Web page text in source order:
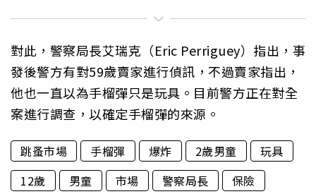
對此，警察局長艾瑞克（Eric Perriguey）指出，事
發後警方有對59歲賣家進行偵訊，不過賣家指出，
他也一直以為手榴彈只是玩具。目前警方正在對全
案進行調查，以確定手榴彈的來源。
跳蚤市場 手榴彈 爆炸 2歲男童
玩具
12歲
男童 市場 警察局長 保險